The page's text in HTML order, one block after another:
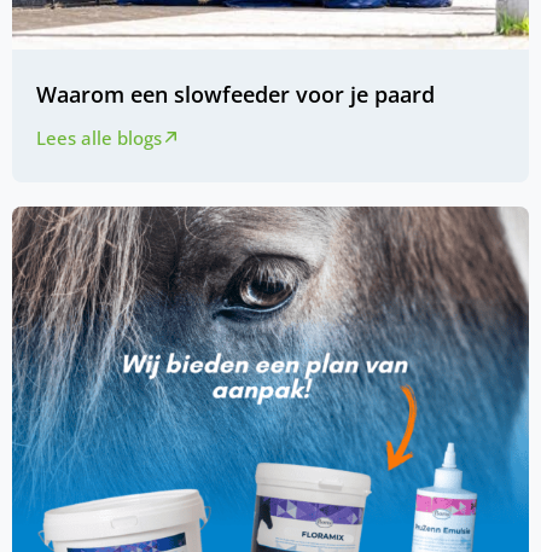
Waarom een slowfeeder voor je paard
Lees alle blogs